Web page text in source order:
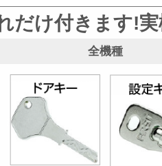
だけ付きます!
全機種